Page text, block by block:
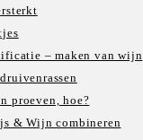
– maken van wijn
proeven, hoe?
& Wijn combineren